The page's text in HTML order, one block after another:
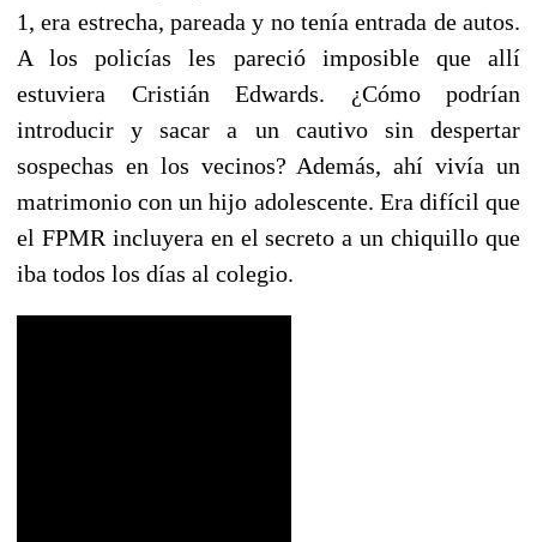
1, era estrecha, pareada y no tenía entrada de autos.
A los policías les pareció imposible que allí
estuviera Cristián Edwards. ¿Cómo podrían
introducir y sacar a un cautivo sin despertar
sospechas en los vecinos? Además, ahí vivía un
matrimonio con un hijo adolescente. Era difícil que
el FPMR incluyera en el secreto a un chiquillo que
iba todos los días al colegio.